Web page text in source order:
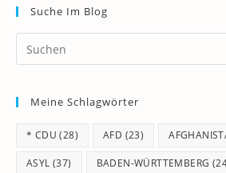
Suche Im Blog
Meine Schlagwörter
* CDU (28) AFD (23)
ASYL (37) BADEN-WÜRTTEMBERG